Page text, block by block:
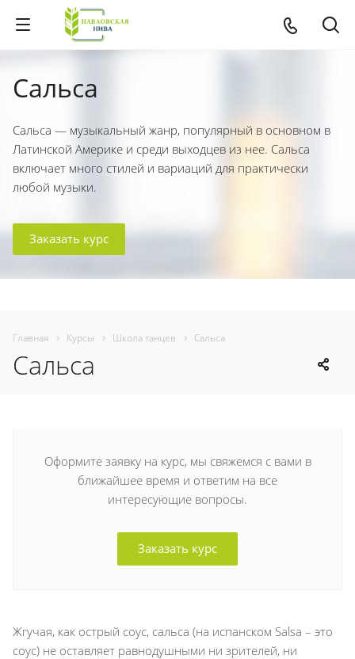
Сальса
Сальса — музыкальный жанр, популярный в основном в
Латинской Америке и среди выходцев из нее. Сальса
включает много стилей и вариаций для практически
любой музыки.
Заказать курс
Главная Курсы Школа танцев Сальса
Сальса
Оформите заявку на курс, мы свяжемся с вами в
ближайшее время и ответим на все
интересующие вопросы.
Заказать курс
Жгучая, как острый соус, сальса (на испанском Salsa – это
соус) не оставляет равнодушными ни зрителей, ни